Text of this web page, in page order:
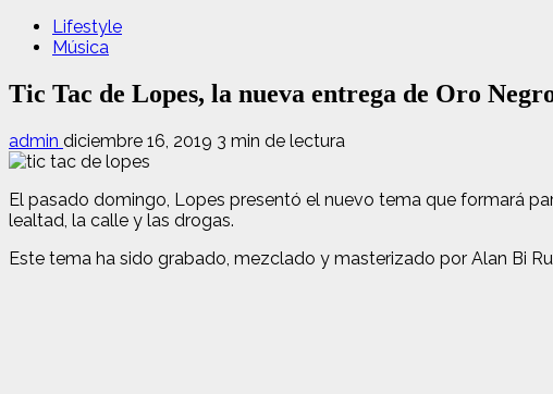
Lifestyle
Música
Tic Tac de Lopes, la nueva entrega de Oro
admin diciembre 16, 2019 3 min de lectura
El pasado domingo, Lopes presentó el nuevo tema que formará
lealtad, la calle y las drogas.
Este tema ha sido grabado, mezclado y masterizado por Alan Bi